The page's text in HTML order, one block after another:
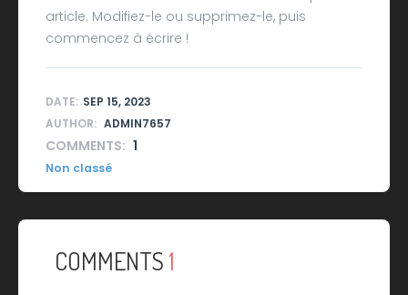
article. Modifiez-le ou supprimez-le, puis
commencez à écrire !
DATE: SEP 15, 2023
AUTHOR: ADMIN7657
COMMENTS: 1
Non classé
COMMENTS1